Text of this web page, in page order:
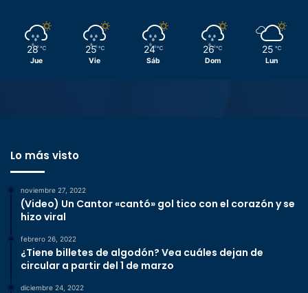
28 ℃
Jue
25 ℃
Vie
24 ℃
Sáb
26 ℃
Dom
25 ℃
Lun
Lo más visto
noviembre 27, 2022
(Video) Un Cantor «cantó» gol tico con el corazón y se
hizo viral
febrero 26, 2022
¿Tiene billetes de algodón? Vea cuáles dejan de
circular a partir del 1 de marzo
diciembre 24, 2022